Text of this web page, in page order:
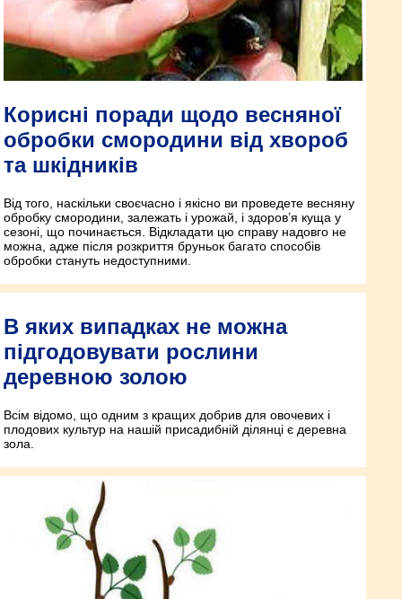
Корисні поради щодо весняної
обробки смородини від хвороб
та шкідників
Від того, наскільки своєчасно і якісно ви проведете весняну
обробку смородини, залежать і урожай, і здоров’я куща у
сезоні, що починається. Відкладати цю справу надовго не
можна, адже після розкриття бруньок багато способів
обробки стануть недоступними.
В яких випадках не можна
підгодовувати рослини
деревною золою
Всім відомо, що одним з кращих добрив для овочевих і
плодових культур на нашій присадибній ділянці є деревна
зола.